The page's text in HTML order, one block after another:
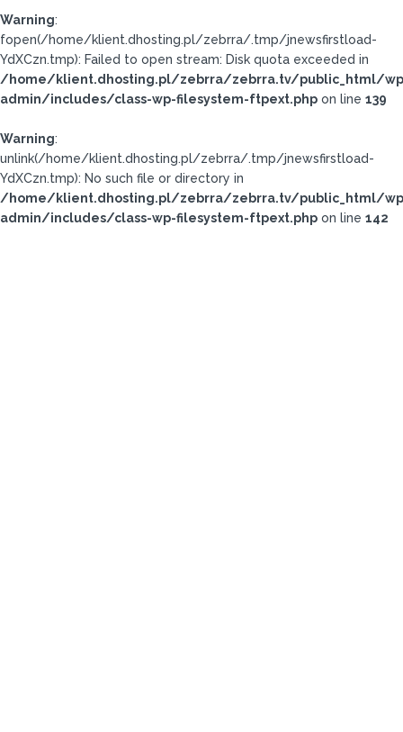
Warning:
fopen(/home/klient.dhosting.pl/zebrra/.tmp/jnewsfirstload-
YdXCzn.tmp): Failed to open stream: Disk quota exceeded in
/home/klient.dhosting.pl/zebrra/zebrra.tv/public_html/
admin/includes/class-wp-filesystem-ftpext.php on line 139
Warning:
unlink(/home/klient.dhosting.pl/zebrra/.tmp/jnewsfirstload-
YdXCzn.tmp): No such file or directory in
/home/klient.dhosting.pl/zebrra/zebrra.tv/public_html/
admin/includes/class-wp-filesystem-ftpext.php on line 142